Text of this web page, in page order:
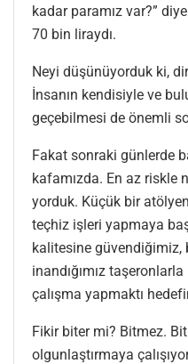
kadar paramız var?”
70 bin liraydı.
Neyi düşünüyorduk ki,
İnsanın kendisiyle ve
geçebilmesi de önemli
Fakat sonraki günlerde
kafamızda. En az riskle
yorduk. Küçük bir
teçhiz işleri yapmaya
kalitesine güvendiğimiz,
inandığımız
çalışma yapmaktı
Fikir biter mi? Bitmez.
olgunlaştırmaya